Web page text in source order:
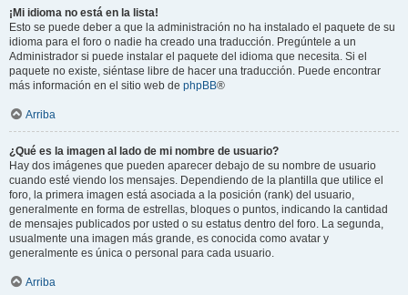
¡Mi idioma no está en la lista!
Esto se puede deber a que la administración no ha instalado el paquete de su
idioma para el foro o nadie ha creado una traducción. Pregúntele a un
Administrador si puede instalar el paquete del idioma que necesita. Si el
paquete no existe, siéntase libre de hacer una traducción. Puede encontrar
más información en el sitio web de phpBB®
Arriba
¿Qué es la imagen al lado de mi nombre de usuario?
Hay dos imágenes que pueden aparecer debajo de su nombre de usuario
cuando esté viendo los mensajes. Dependiendo de la plantilla que utilice el
foro, la primera imagen está asociada a la posición (rank) del usuario,
generalmente en forma de estrellas, bloques o puntos, indicando la cantidad
de mensajes publicados por usted o su estatus dentro del foro. La segunda,
usualmente una imagen más grande, es conocida como avatar y
generalmente es única o personal para cada usuario.
Arriba